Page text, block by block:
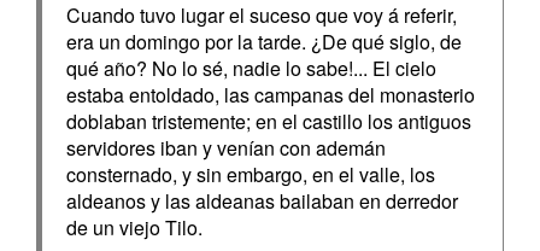
Cuando tuvo lugar el suceso que voy á referir,
era un domingo por la tarde. ¿De qué siglo, de
qué año? No lo sé, nadie lo sabe!... El cielo
estaba entoldado, las campanas del monasterio
doblaban tristemente; en el castillo los antiguos
servidores iban y venían con ademán
consternado, y sin embargo, en el valle, los
aldeanos y las aldeanas bailaban en derredor
de un viejo Tilo.